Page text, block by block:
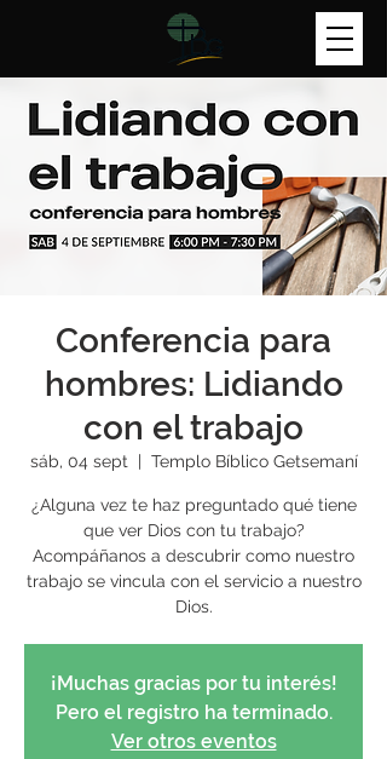
Conferencia para
hombres: Lidiando
con el trabajo
sáb, 04 sept
  |
Templo Bíblico Getsemaní
¿Alguna vez te haz preguntado qué tiene
que ver Dios con tu trabajo?
Acompáñanos a descubrir como nuestro
trabajo se vincula con el servicio a nuestro
Dios.
¡Muchas gracias por tu interés!
Pero el registro ha terminado.
Ver otros eventos